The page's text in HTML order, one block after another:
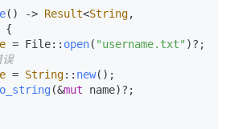
() -> Result<String,
{
= File:: open( "username.txt"
= String:: new();
(&mut name)?;